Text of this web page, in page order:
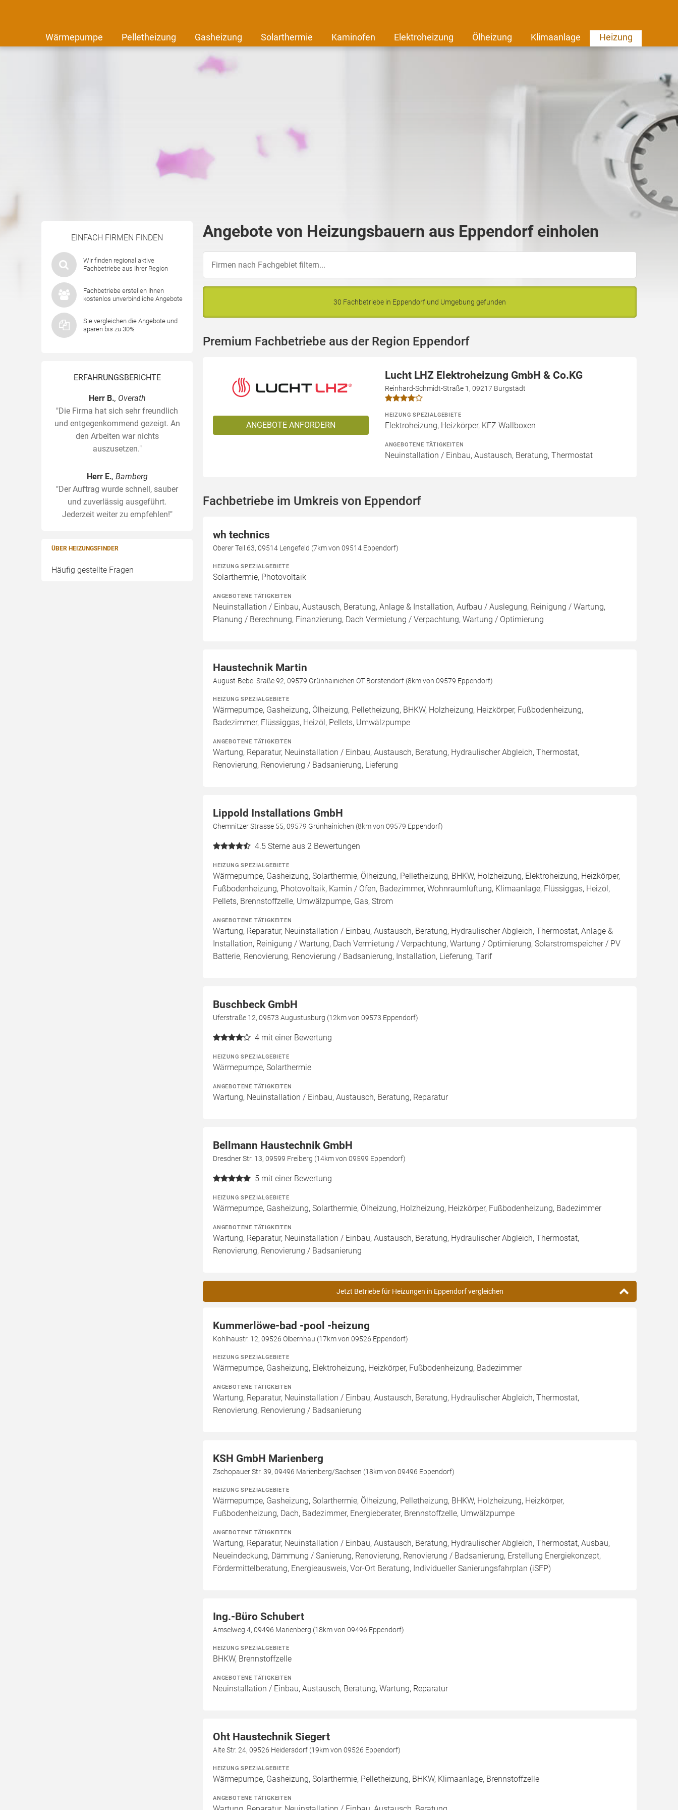
Wärmepumpe Pelletheizung Gasheizung Solarthermie Kaminofen Elektroheizung Ölheizung Klimaanlage Heizung
EINFACH FIRMEN FINDEN
Wir finden regional aktive
Fachbetriebe aus Ihrer Region
Fachbetriebe erstellen Ihnen
kostenlos unverbindliche Angebote
Sie vergleichen die Angebote und
sparen bis zu 30%
ERFAHRUNGSBERICHTE
Herr B., Overath
"Die Firma hat sich sehr freundlich
und entgegenkommend gezeigt. An
den Arbeiten war nichts
auszusetzen."
Herr E., Bamberg
"Der Auftrag wurde schnell, sauber
und zuverlässig ausgeführt.
Jederzeit weiter zu empfehlen!"
ÜBER HEIZUNGSFINDER
Häufig gestellte Fragen
Angebote von Heizungsbauern aus Eppendorf einholen
30 Fachbetriebe in Eppendorf und Umgebung gefunden
Premium Fachbetriebe aus der Region Eppendorf
ANGEBOTE ANFORDERN
Lucht LHZ Elektroheizung GmbH & Co.KG
Reinhard-Schmidt-Straße 1, 09217 Burgstädt
HEIZUNG SPEZIALGEBIETE
Elektroheizung, Heizkörper, KFZ Wallboxen
ANGEBOTENE TÄTIGKEITEN
Neuinstallation / Einbau, Austausch, Beratung, Thermostat
Fachbetriebe im Umkreis von Eppendorf
wh technics
Oberer Teil 63, 09514 Lengefeld (7km von 09514 Eppendorf)
HEIZUNG SPEZIALGEBIETE
Solarthermie, Photovoltaik
ANGEBOTENE TÄTIGKEITEN
Neuinstallation / Einbau, Austausch, Beratung, Anlage & Installation, Aufbau / Auslegung, Reinigung / Wartung,
Planung / Berechnung, Finanzierung, Dach Vermietung / Verpachtung, Wartung / Optimierung
Haustechnik Martin
August-Bebel Sraße 92, 09579 Grünhainichen OT Borstendorf (8km von 09579 Eppendorf)
HEIZUNG SPEZIALGEBIETE
Wärmepumpe, Gasheizung, Ölheizung, Pelletheizung, BHKW, Holzheizung, Heizkörper, Fußbodenheizung,
Badezimmer, Flüssiggas, Heizöl, Pellets, Umwälzpumpe
ANGEBOTENE TÄTIGKEITEN
Wartung, Reparatur, Neuinstallation / Einbau, Austausch, Beratung, Hydraulischer Abgleich, Thermostat,
Renovierung, Renovierung / Badsanierung, Lieferung
Lippold Installations GmbH
Chemnitzer Strasse 55, 09579 Grünhainichen (8km von 09579 Eppendorf)
4.5 Sterne aus 2 Bewertungen
HEIZUNG SPEZIALGEBIETE
Wärmepumpe, Gasheizung, Solarthermie, Ölheizung, Pelletheizung, BHKW, Holzheizung, Elektroheizung, Heizkörper,
Fußbodenheizung, Photovoltaik, Kamin / Ofen, Badezimmer, Wohnraumlüftung, Klimaanlage, Flüssiggas, Heizöl,
Pellets, Brennstoffzelle, Umwälzpumpe, Gas, Strom
ANGEBOTENE TÄTIGKEITEN
Wartung, Reparatur, Neuinstallation / Einbau, Austausch, Beratung, Hydraulischer Abgleich, Thermostat, Anlage &
Installation, Reinigung / Wartung, Dach Vermietung / Verpachtung, Wartung / Optimierung, Solarstromspeicher / PV
Batterie, Renovierung, Renovierung / Badsanierung, Installation, Lieferung, Tarif
Buschbeck GmbH
Uferstraße 12, 09573 Augustusburg (12km von 09573 Eppendorf)
4 mit einer Bewertung
HEIZUNG SPEZIALGEBIETE
Wärmepumpe, Solarthermie
ANGEBOTENE TÄTIGKEITEN
Wartung, Neuinstallation / Einbau, Austausch, Beratung, Reparatur
Bellmann Haustechnik GmbH
Dresdner Str. 13, 09599 Freiberg (14km von 09599 Eppendorf)
5 mit einer Bewertung
HEIZUNG SPEZIALGEBIETE
Wärmepumpe, Gasheizung, Solarthermie, Ölheizung, Holzheizung, Heizkörper, Fußbodenheizung, Badezimmer
ANGEBOTENE TÄTIGKEITEN
Wartung, Reparatur, Neuinstallation / Einbau, Austausch, Beratung, Hydraulischer Abgleich, Thermostat,
Renovierung, Renovierung / Badsanierung
Jetzt Betriebe für Heizungen in Eppendorf vergleichen
Kummerlöwe-bad -pool -heizung
Kohlhaustr. 12, 09526 Olbernhau (17km von 09526 Eppendorf)
HEIZUNG SPEZIALGEBIETE
Wärmepumpe, Gasheizung, Elektroheizung, Heizkörper, Fußbodenheizung, Badezimmer
ANGEBOTENE TÄTIGKEITEN
Wartung, Reparatur, Neuinstallation / Einbau, Austausch, Beratung, Hydraulischer Abgleich, Thermostat,
Renovierung, Renovierung / Badsanierung
KSH GmbH Marienberg
Zschopauer Str. 39, 09496 Marienberg/Sachsen (18km von 09496 Eppendorf)
HEIZUNG SPEZIALGEBIETE
Wärmepumpe, Gasheizung, Solarthermie, Ölheizung, Pelletheizung, BHKW, Holzheizung, Heizkörper,
Fußbodenheizung, Dach, Badezimmer, Energieberater, Brennstoffzelle, Umwälzpumpe
ANGEBOTENE TÄTIGKEITEN
Wartung, Reparatur, Neuinstallation / Einbau, Austausch, Beratung, Hydraulischer Abgleich, Thermostat, Ausbau,
Neueindeckung, Dämmung / Sanierung, Renovierung, Renovierung / Badsanierung, Erstellung Energiekonzept,
Fördermittelberatung, Energieausweis, Vor-Ort Beratung, Individueller Sanierungsfahrplan (iSFP)
Ing.-Büro Schubert
Amselweg 4, 09496 Marienberg (18km von 09496 Eppendorf)
HEIZUNG SPEZIALGEBIETE
BHKW, Brennstoffzelle
ANGEBOTENE TÄTIGKEITEN
Neuinstallation / Einbau, Austausch, Beratung, Wartung, Reparatur
Oht Haustechnik Siegert
Alte Str. 24, 09526 Heidersdorf (19km von 09526 Eppendorf)
HEIZUNG SPEZIALGEBIETE
Wärmepumpe, Gasheizung, Solarthermie, Pelletheizung, BHKW, Klimaanlage, Brennstoffzelle
ANGEBOTENE TÄTIGKEITEN